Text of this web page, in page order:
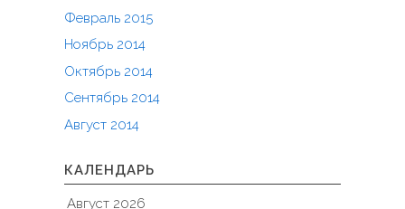
Февраль 2015
Ноябрь 2014
Октябрь 2014
Сентябрь 2014
Август 2014
КАЛЕНДАРЬ
Август 2026